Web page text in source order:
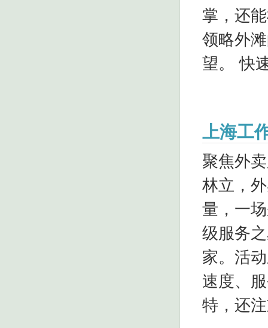
掌，还
领略外
望。 快
上海工
聚焦外
林立，
量，一
级服务
家。活
速度、
特，还